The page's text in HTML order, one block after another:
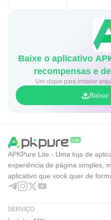
Após clicar em um nível,
onde poderá ver os pontos
nome, localização,
construção/criação, estilo
nível apresenta 10 pontos
para navegar por eles.
Quando estiver familiarizado
clique no botão Iniciar para
10 perguntas e, dependendo
concluir o nível. Ao final de
Baixe o aplicativo
recompensas e
Um clique para instalar
Baixar
APKPure Lite - Uma loja de
experiência de página simples,
aplicativo que você quer de
SERVIÇO